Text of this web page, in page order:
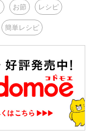
お節 レシピ
簡単レシピ